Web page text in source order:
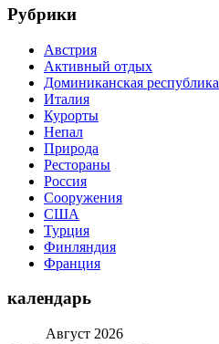
Рубрики
Австрия
Активный отдых
Доминиканская республика
Италия
Курорты
Непал
Природа
Рестораны
Россия
Сооружения
США
Турция
Финляндия
Франция
календарь
Август 2026